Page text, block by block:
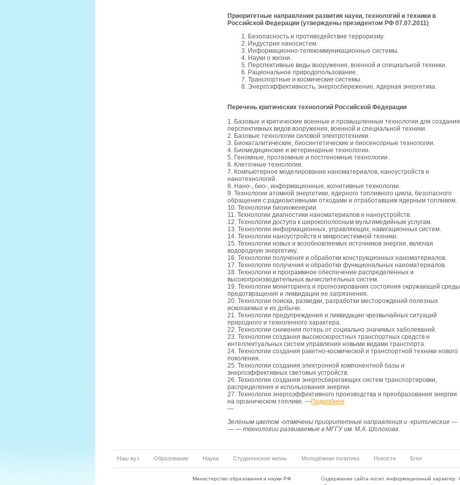
Приоритетные направления развития науки, технологий и техники в
Российской Федерации (утверждены президентом РФ 07.07.2011)
Безопасность и противодействие терроризму.
Индустрия наносистем.
Информационно-телекоммуникационные системы.
Науки о жизни.
Перспективные виды вооружения, военной и специальной техники.
Рациональное природопользование.
Транспортные и космические системы.
Энергоэффективность, энергосбережение, ядерная энергетика.
Перечень критических технологий Российской Федерации
1. Базовые и критические военные и промышленные технологии для создания
перспективных видов вооружения, военной и специальной техники.
2. Базовые технологии силовой электротехники.
3. Биокаталитические, биосинтетические и биосенсорные технологии.
4. Биомедицинские и ветеринарные технологии.
5. Геномные, протеомные и постгеномные технологии.
6. Клеточные технологии.
7. Компьютерное моделирование наноматериалов, наноустройств и
нанотехнологий.
8. Нано-, био-, информационные, когнитивные технологии.
9. Технологии атомной энергетики, ядерного топливного цикла, безопасного
обращения с радиоактивными отходами и отработавшим ядерным топливом.
10. Технологии биоинженерии.
11. Технологии диагностики наноматериалов и наноустройств.
12. Технологии доступа к широкополосным мультимедийным услугам.
13. Технологии информационных, управляющих, навигационных систем.
14. Технологии наноустройств и микросистемной техники.
15. Технологии новых и возобновляемых источников энергии, включая
водородную энергетику.
16. Технологии получения и обработки конструкционных наноматериалов.
17. Технологии получения и обработки функциональных наноматериалов.
18. Технологии и программное обеспечение распределенных и
высокопроизводительных вычислительных систем.
19. Технологии мониторинга и прогнозирования состояния окружающей
предотвращения и ликвидации ее загрязнения.
20. Технологии поиска, разведки, разработки месторождений полезных
ископаемых и их добычи.
21. Технологии предупреждения и ликвидации чрезвычайных ситуаций
природного и техногенного характера.
22. Технологии снижения потерь от социально значимых заболеваний.
23. Технологии создания высокоскоростных транспортных средств и
интеллектуальных систем управления новыми видами транспорта.
24. Технологии создания ракетно-космической и транспортной техники нового
поколения.
25. Технологии создания электронной компонентной базы и
энергоэффективных световых устройств.
26. Технологии создания энергосберегающих систем транспортировки,
распределения и использования энергии.
27. Технологии энергоэффективного производства и преобразования энергии
на органическом топливе. —Подробнее
—
Зеленым цветом-отмечены приоритетные направления и -критические —
— — технологии развиваемые в МГГУ им. М.А. Шолохова.
Наш вуз Образование Наука Студенчнская жизнь Молодёжная политика Новости Блог
Министерство образования и науки РФ
Содержание сайта носит информационный характер.